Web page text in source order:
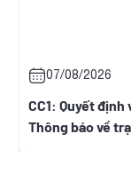
07/08/2026
CC1: Quyết
Thông báo về